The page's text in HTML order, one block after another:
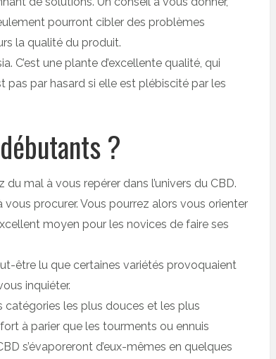
pourront cibler des problèmes
la qualité du produit.
C’est une plante d’excellente qualité, qui
pas par hasard si elle est plébiscité par les
?
mal à vous repérer dans l’univers du CBD.
procurer. Vous pourrez alors vous orienter
moyen pour les novices de faire ses
être lu que certaines variétés provoquaient
inquiéter.
catégories les plus douces et les plus
à parier que les tourments ou ennuis
s’évaporeront d’eux-mêmes en quelques